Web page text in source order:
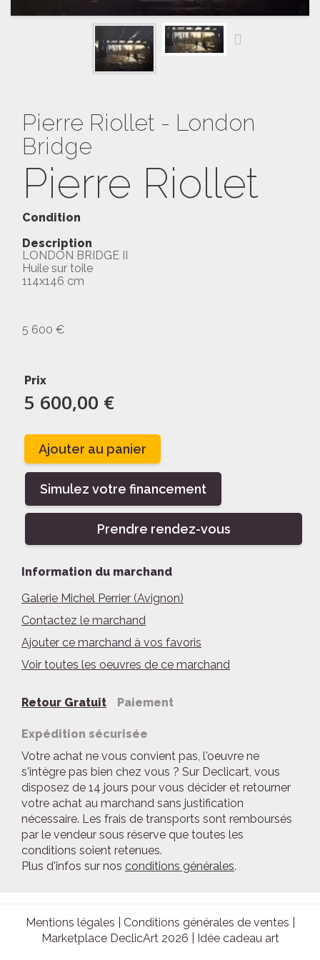
Pierre Riollet - London
Bridge
Pierre Riollet
Condition
Description
LONDON BRIDGE II
Huile sur toile
114x146 cm
5 600 €
Prix
5 600,00 €
Ajouter au panier
Simulez votre financement
Prendre rendez-vous
Information du marchand
Galerie Michel Perrier (Avignon)
Contactez le marchand
Ajouter ce marchand à vos favoris
Voir toutes les oeuvres de ce marchand
Retour Gratuit Paiement
Expédition sécurisée
Votre achat ne vous convient pas, l'oeuvre ne
s'intègre pas bien chez vous ? Sur Declicart, vous
disposez de 14 jours pour vous décider et retourner
votre achat au marchand sans justification
nécessaire. Les frais de transports sont remboursés
par le vendeur sous réserve que toutes les
conditions soient retenues.
Plus d'infos sur nos conditions générales.
Mentions légales Conditions générales de ventes
Marketplace DeclicArt 2026 | Idée cadeau art